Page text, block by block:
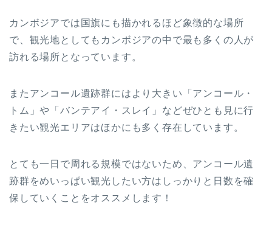
カンボジアでは国旗にも描かれるほど象徴的な場所
で、観光地としてもカンボジアの中で最も多くの人が
訪れる場所となっています。
またアンコール遺跡群にはより大きい「アンコール・
トム」や「バンテアイ・スレイ」などぜひとも見に行
きたい観光エリアはほかにも多く存在しています。
とても一日で周れる規模ではないため、アンコール遺
跡群をめいっぱい観光したい方はしっかりと日数を確
保していくことをオススメします！